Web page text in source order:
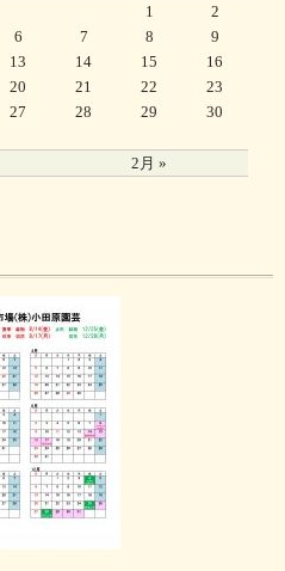
2月 »
1
2
6 7 8
9
13 14 15
16
20 21 22
23
27 28 29
30